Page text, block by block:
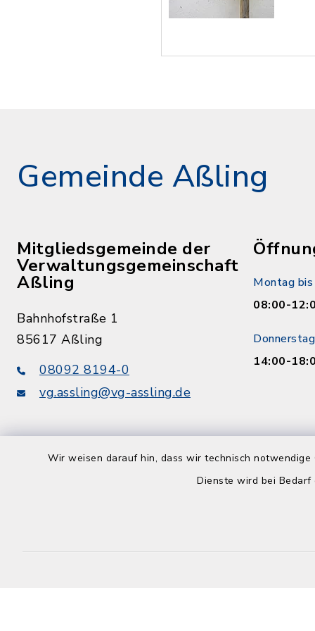
Wir weisen darauf hin, dass wir technisch
Dienste wird bei
Gemeinde Aßling
Mitgliedsgemeinde der
Verwaltungsgemeinschaft
Aßling
Bahnhofstraße 1
85617 Aßling
08092 8194-0
vg.assling@vg-assling.de
Montag
08:00-
14:00-